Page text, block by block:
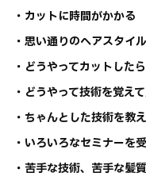
・カットに時間がかかる
・思い通りのヘアスタイ
・どうやってカットした
・どうやって技術を覚え
・ちゃんとした技術を教
・いろいろなセミナーを
・苦手な技術、苦手な髪